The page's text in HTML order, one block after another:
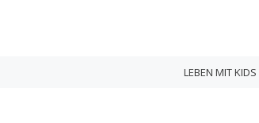
LEBEN MIT KIDS